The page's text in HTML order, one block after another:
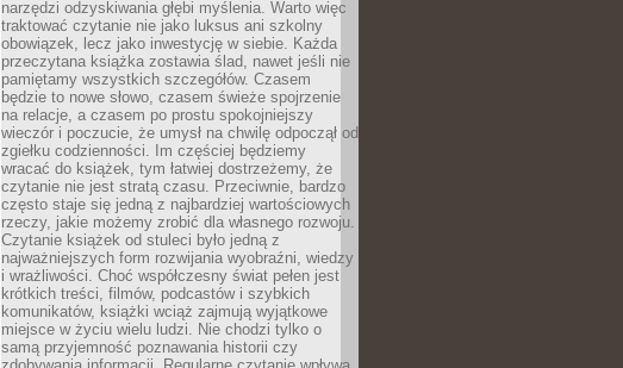
narzędzi odzyskiwania głębi myślenia. Warto więc
traktować czytanie nie jako luksus ani szkolny
obowiązek, lecz jako inwestycję w siebie. Każda
przeczytana książka zostawia ślad, nawet jeśli nie
pamiętamy wszystkich szczegółów. Czasem
będzie to nowe słowo, czasem świeże spojrzenie
na relacje, a czasem po prostu spokojniejszy
wieczór i poczucie, że umysł na chwilę odpoczął od
zgiełku codzienności. Im częściej będziemy
wracać do książek, tym łatwiej dostrzeżemy, że
czytanie nie jest stratą czasu. Przeciwnie, bardzo
często staje się jedną z najbardziej wartościowych
rzeczy, jakie możemy zrobić dla własnego rozwoju.
Czytanie książek od stuleci było jedną z
najważniejszych form rozwijania wyobraźni, wiedzy
i wrażliwości. Choć współczesny świat pełen jest
krótkich treści, filmów, podcastów i szybkich
komunikatów, książki wciąż zajmują wyjątkowe
miejsce w życiu wielu ludzi. Nie chodzi tylko o
samą przyjemność poznawania historii czy